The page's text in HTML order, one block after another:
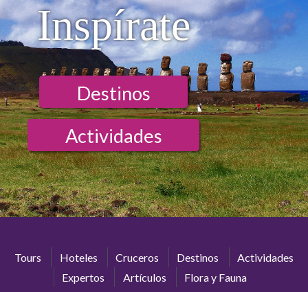
Inspírate
Destinos
Actividades
Tours Hoteles Cruceros Destinos
Actividades
Expertos
Artículos Flora y Fauna